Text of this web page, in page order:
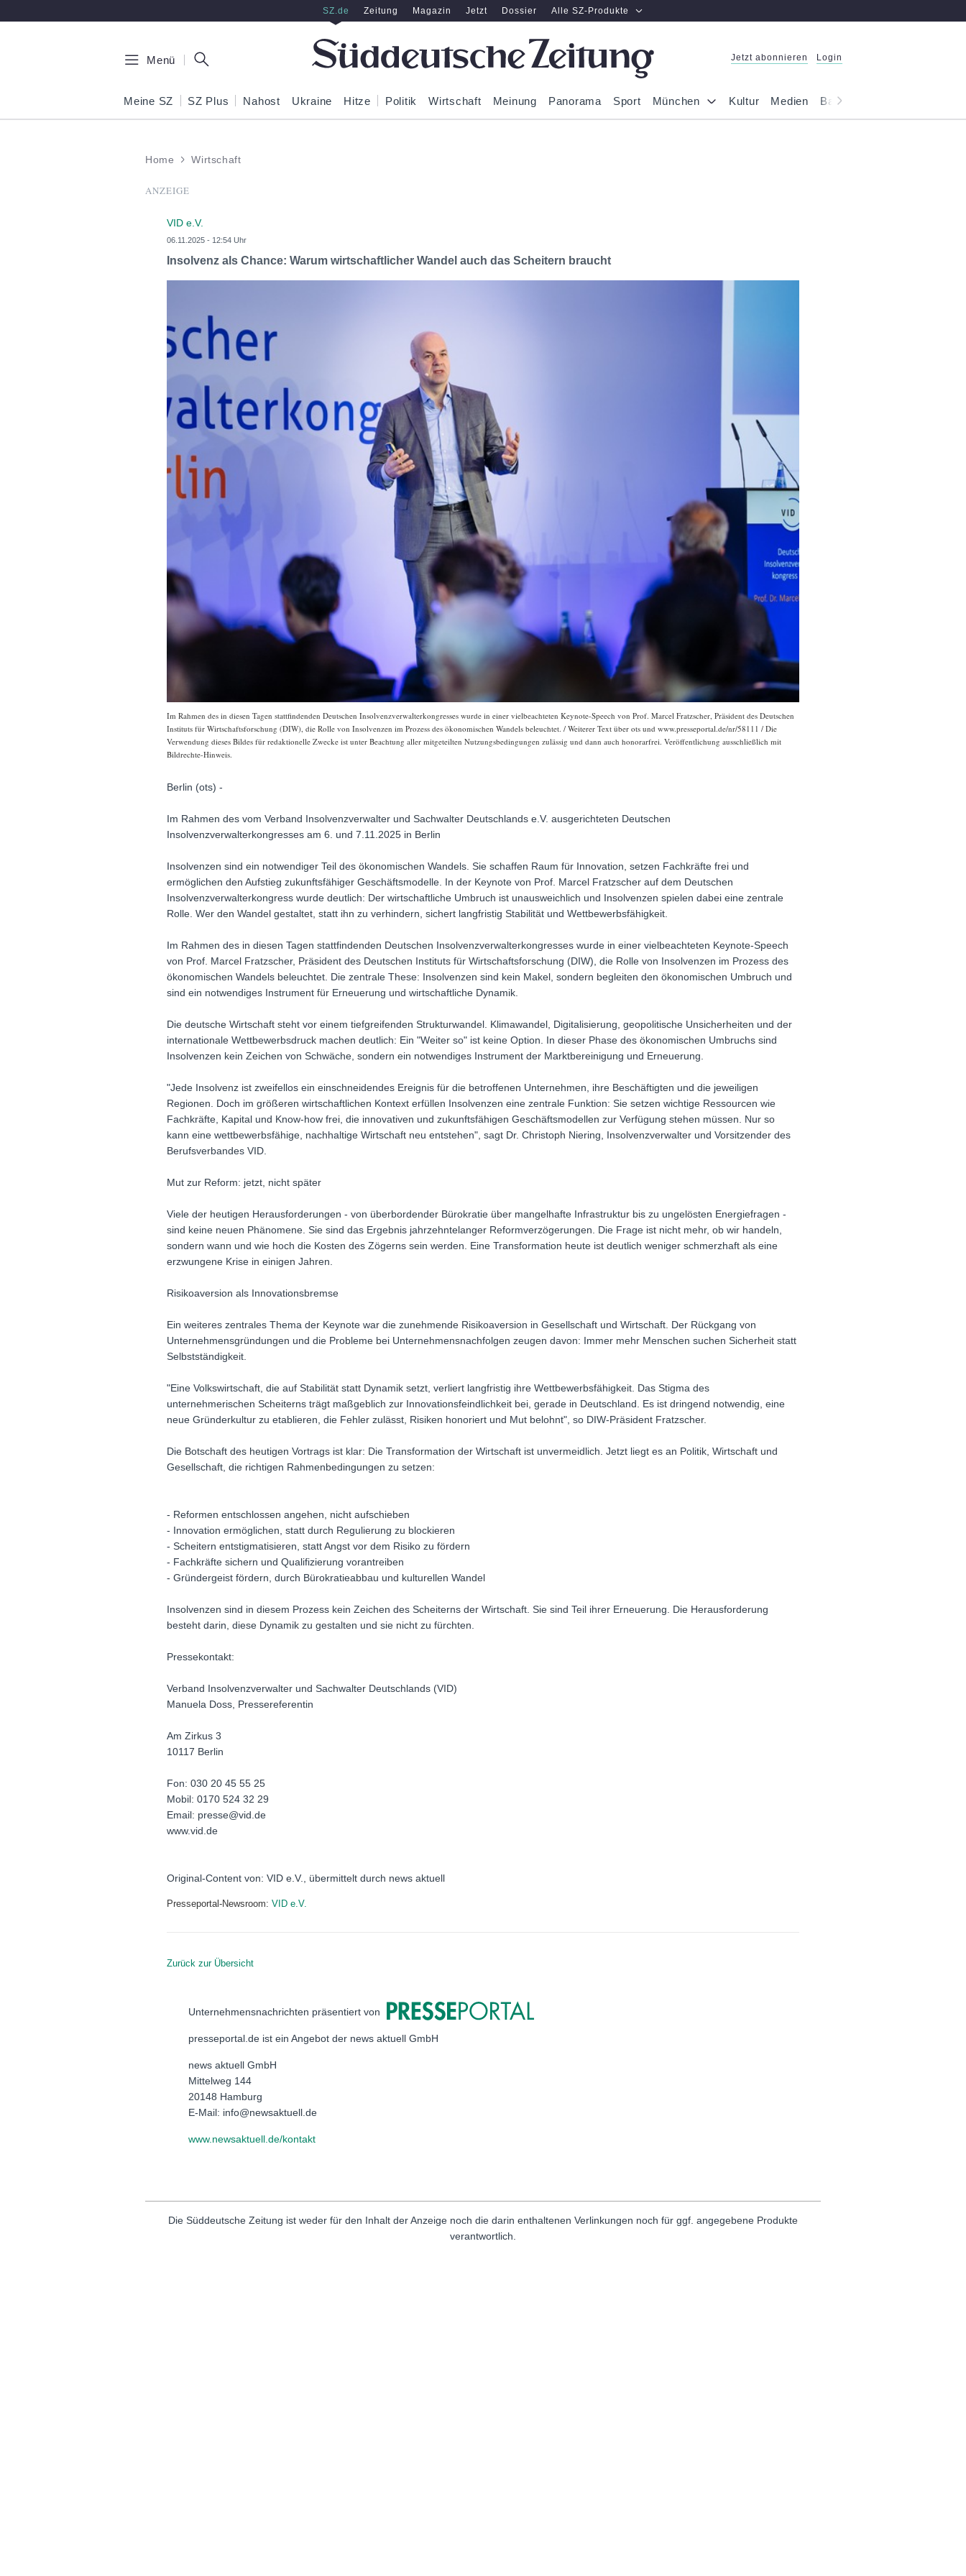
SZ.de Zeitung Magazin Jetzt Dossier Alle SZ-Produkte
Menü Jetzt abonnieren Login
Meine SZ SZ Plus Nahost Ukraine Hitze Politik Wirtschaft Meinung Panorama Sport München Kultur Medien Bayern
Home Wirtschaft
ANZEIGE
VID e.V.
06.11.2025 - 12:54 Uhr
Insolvenz als Chance: Warum wirtschaftlicher Wandel auch das Scheitern braucht
Im Rahmen des in diesen Tagen stattfindenden Deutschen Insolvenzverwalterkongresses wurde in einer vielbeachteten Keynote-Speech von Prof. Marcel Fratzscher, Präsident des Deutschen
Instituts für Wirtschaftsforschung (DIW), die Rolle von Insolvenzen im Prozess des ökonomischen Wandels beleuchtet. / Weiterer Text über ots und www.presseportal.de/nr/58111 / Die
Verwendung dieses Bildes für redaktionelle Zwecke ist unter Beachtung aller mitgeteilten Nutzungsbedingungen zulässig und dann auch honorarfrei. Veröffentlichung ausschließlich mit
Bildrechte-Hinweis.
Berlin (ots) -
Im Rahmen des vom Verband Insolvenzverwalter und Sachwalter Deutschlands e.V. ausgerichteten Deutschen
Insolvenzverwalterkongresses am 6. und 7.11.2025 in Berlin
Insolvenzen sind ein notwendiger Teil des ökonomischen Wandels. Sie schaffen Raum für Innovation, setzen Fachkräfte frei und
ermöglichen den Aufstieg zukunftsfähiger Geschäftsmodelle. In der Keynote von Prof. Marcel Fratzscher auf dem Deutschen
Insolvenzverwalterkongress wurde deutlich: Der wirtschaftliche Umbruch ist unausweichlich und Insolvenzen spielen dabei eine zentrale
Rolle. Wer den Wandel gestaltet, statt ihn zu verhindern, sichert langfristig Stabilität und Wettbewerbsfähigkeit.
Im Rahmen des in diesen Tagen stattfindenden Deutschen Insolvenzverwalterkongresses wurde in einer vielbeachteten Keynote-Speech
von Prof. Marcel Fratzscher, Präsident des Deutschen Instituts für Wirtschaftsforschung (DIW), die Rolle von Insolvenzen im Prozess des
ökonomischen Wandels beleuchtet. Die zentrale These: Insolvenzen sind kein Makel, sondern begleiten den ökonomischen Umbruch und
sind ein notwendiges Instrument für Erneuerung und wirtschaftliche Dynamik.
Die deutsche Wirtschaft steht vor einem tiefgreifenden Strukturwandel. Klimawandel, Digitalisierung, geopolitische Unsicherheiten und der
internationale Wettbewerbsdruck machen deutlich: Ein "Weiter so" ist keine Option. In dieser Phase des ökonomischen Umbruchs sind
Insolvenzen kein Zeichen von Schwäche, sondern ein notwendiges Instrument der Marktbereinigung und Erneuerung.
"Jede Insolvenz ist zweifellos ein einschneidendes Ereignis für die betroffenen Unternehmen, ihre Beschäftigten und die jeweiligen
Regionen. Doch im größeren wirtschaftlichen Kontext erfüllen Insolvenzen eine zentrale Funktion: Sie setzen wichtige Ressourcen wie
Fachkräfte, Kapital und Know-how frei, die innovativen und zukunftsfähigen Geschäftsmodellen zur Verfügung stehen müssen. Nur so
kann eine wettbewerbsfähige, nachhaltige Wirtschaft neu entstehen", sagt Dr. Christoph Niering, Insolvenzverwalter und Vorsitzender des
Berufsverbandes VID.
Mut zur Reform: jetzt, nicht später
Viele der heutigen Herausforderungen - von überbordender Bürokratie über mangelhafte Infrastruktur bis zu ungelösten Energiefragen -
sind keine neuen Phänomene. Sie sind das Ergebnis jahrzehntelanger Reformverzögerungen. Die Frage ist nicht mehr, ob wir handeln,
sondern wann und wie hoch die Kosten des Zögerns sein werden. Eine Transformation heute ist deutlich weniger schmerzhaft als eine
erzwungene Krise in einigen Jahren.
Risikoaversion als Innovationsbremse
Ein weiteres zentrales Thema der Keynote war die zunehmende Risikoaversion in Gesellschaft und Wirtschaft. Der Rückgang von
Unternehmensgründungen und die Probleme bei Unternehmensnachfolgen zeugen davon: Immer mehr Menschen suchen Sicherheit statt
Selbstständigkeit.
"Eine Volkswirtschaft, die auf Stabilität statt Dynamik setzt, verliert langfristig ihre Wettbewerbsfähigkeit. Das Stigma des
unternehmerischen Scheiterns trägt maßgeblich zur Innovationsfeindlichkeit bei, gerade in Deutschland. Es ist dringend notwendig, eine
neue Gründerkultur zu etablieren, die Fehler zulässt, Risiken honoriert und Mut belohnt", so DIW-Präsident Fratzscher.
Die Botschaft des heutigen Vortrags ist klar: Die Transformation der Wirtschaft ist unvermeidlich. Jetzt liegt es an Politik, Wirtschaft und
Gesellschaft, die richtigen Rahmenbedingungen zu setzen:
- Reformen entschlossen angehen, nicht aufschieben
- Innovation ermöglichen, statt durch Regulierung zu blockieren
- Scheitern entstigmatisieren, statt Angst vor dem Risiko zu fördern
- Fachkräfte sichern und Qualifizierung vorantreiben
- Gründergeist fördern, durch Bürokratieabbau und kulturellen Wandel
Insolvenzen sind in diesem Prozess kein Zeichen des Scheiterns der Wirtschaft. Sie sind Teil ihrer Erneuerung. Die Herausforderung
besteht darin, diese Dynamik zu gestalten und sie nicht zu fürchten.
Pressekontakt:
Verband Insolvenzverwalter und Sachwalter Deutschlands (VID)
Manuela Doss, Pressereferentin
Am Zirkus 3
10117 Berlin
Fon: 030 20 45 55 25
Mobil: 0170 524 32 29
Email: presse@vid.de
www.vid.de
Original-Content von: VID e.V., übermittelt durch news aktuell
Presseportal-Newsroom: VID e.V.
Zurück zur Übersicht
Unternehmensnachrichten präsentiert von
presseportal.de ist ein Angebot der news aktuell GmbH
news aktuell GmbH
Mittelweg 144
20148 Hamburg
E-Mail: info@newsaktuell.de
www.newsaktuell.de/kontakt
Die Süddeutsche Zeitung ist weder für den Inhalt der Anzeige noch die darin enthaltenen Verlinkungen noch für ggf. angegebene Produkte
verantwortlich.